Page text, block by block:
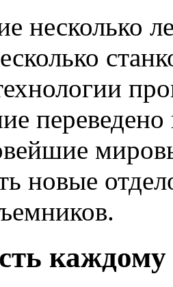
несколько
новые
каждому